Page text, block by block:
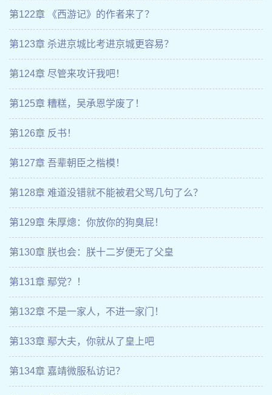
第122章 《西游记》的作者来了？
第123章 杀进京城比考进京城更容易？
第124章 尽管来攻讦我吧！
第125章 糟糕，吴承恩学废了！
第126章 反书！
第127章 吾辈朝臣之楷模！
第128章 难道没错就不能被君父骂几句了么？
第129章 朱厚熜：你放你的狗臭屁！
第130章 朕也会：朕十二岁便无了父皇
第131章 鄢党？！
第132章 不是一家人，不进一家门！
第133章 鄢大夫，你就从了皇上吧
第134章 嘉靖微服私访记？